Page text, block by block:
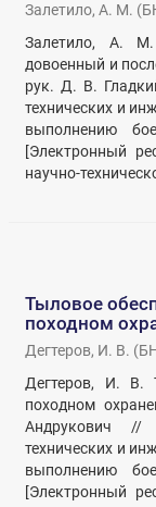
Залетило, А. М. (
Залетило, А. М.
довоенный и
рук. Д. В.
технических и
выполнению
[Электронный
научно-
Тыловое
походном
Дегтеров, И. В. (
Дегтеров, И. В.
походном
Андрукович //
технических и
выполнению
[Электронный